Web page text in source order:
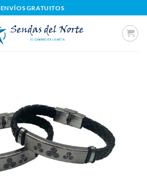
ENVÍOS GRATUITOS